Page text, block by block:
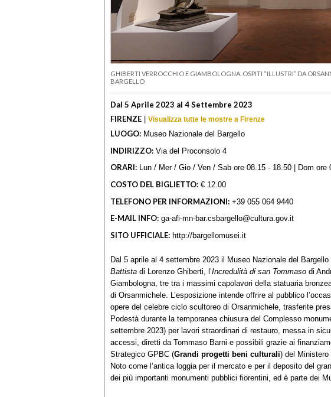
GHIBERTI VERROCCHIO E GIAMBOLOGNA. OSPITI “ILLUSTRI” DA
BARGELLO
Dal 5 Aprile 2023 al 4 Settembre 2023
FIRENZE | Visualizza tutte le mostre a Firenze
LUOGO: Museo Nazionale del Bargello
INDIRIZZO: Via del Proconsolo 4
ORARI: Lun / Mer / Gio / Ven / Sab ore 08.15 - 18.50 | Dom
COSTO DEL BIGLIETTO: € 12.00
TELEFONO PER INFORMAZIONI: +39 055 064 9440
E-MAIL INFO: ga-afi-mn-bar.csbargello@cultura.gov.it
SITO UFFICIALE: http://bargellomusei.it
Dal 5 aprile al 4 settembre 2023 il Museo Nazionale del
Battista di Lorenzo Ghiberti, l’Incredulità di san Tommaso di
Giambologna, tre tra i massimi capolavori della statuaria
di Orsanmichele. L’esposizione intende offrire al pubblico
opere del celebre ciclo scultoreo di Orsanmichele, trasferite
Podestà durante la temporanea chiusura del Complesso
settembre 2023) per lavori straordinari di restauro, messa in
accessi, diretti da Tommaso Barni e possibili grazie ai
Strategico GPBC (Grandi progetti beni culturali) del Ministero
Noto come l’antica loggia per il mercato e per il deposito del
dei più importanti monumenti pubblici fiorentini, ed è parte dei